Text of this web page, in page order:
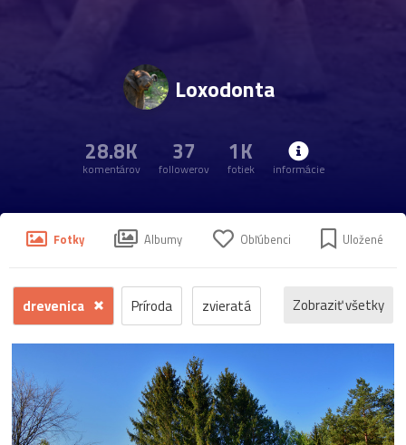
Loxodonta
28.8K
komentárov
37
followerov
1K
fotiek informácie
Fotky Albumy Obľúbenci Uložené
drevenica Zobraziť všetky
Príroda zvieratá
mesto pamiatka rôzne